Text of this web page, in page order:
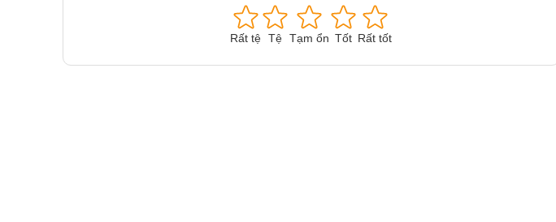
Rất tệ Tệ Tạm ổn Tốt Rất tốt